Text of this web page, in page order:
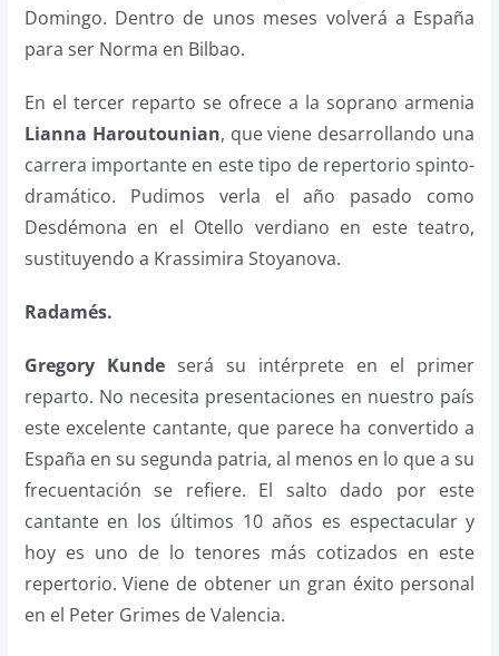
Domingo. Dentro de unos meses volverá a España
para ser Norma en Bilbao.
En el tercer reparto se ofrece a la soprano armenia
Lianna Haroutounian, que viene desarrollando una
carrera importante en este tipo de repertorio spinto-
dramático. Pudimos verla el año pasado como
Desdémona en el Otello verdiano en este teatro,
sustituyendo a Krassimira Stoyanova.
Radamés.
Gregory Kunde será su intérprete en el primer
reparto. No necesita presentaciones en nuestro país
este excelente cantante, que parece ha convertido a
España en su segunda patria, al menos en lo que a su
frecuentación se refiere. El salto dado por este
cantante en los últimos 10 años es espectacular y
hoy es uno de lo tenores más cotizados en este
repertorio. Viene de obtener un gran éxito personal
en el Peter Grimes de Valencia.